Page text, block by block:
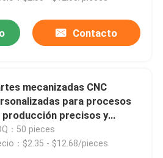
Contacto
mecanizadas CNC
para procesos
producción precisos y
：50 pieces
：$2.35 - $12.68/pieces